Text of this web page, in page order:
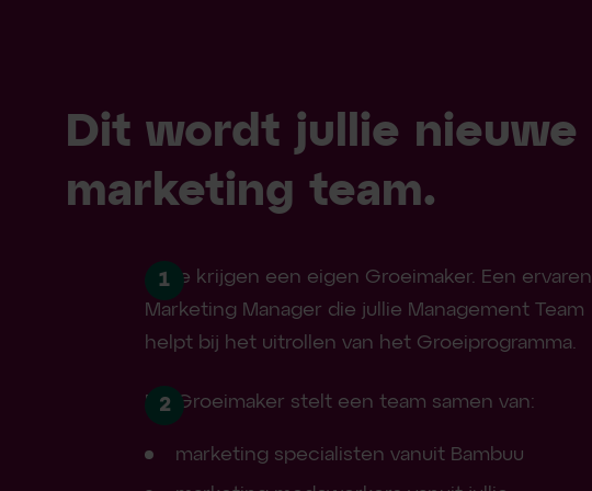
Dit wordt jullie nieuwe
marketing team.
1
Jullie krijgen een eigen Groeimaker. Een ervaren
Marketing Manager die jullie Management Team
helpt bij het uitrollen van het Groeiprogramma.
2
De Groeimaker stelt een team samen van:
marketing specialisten vanuit Bambuu